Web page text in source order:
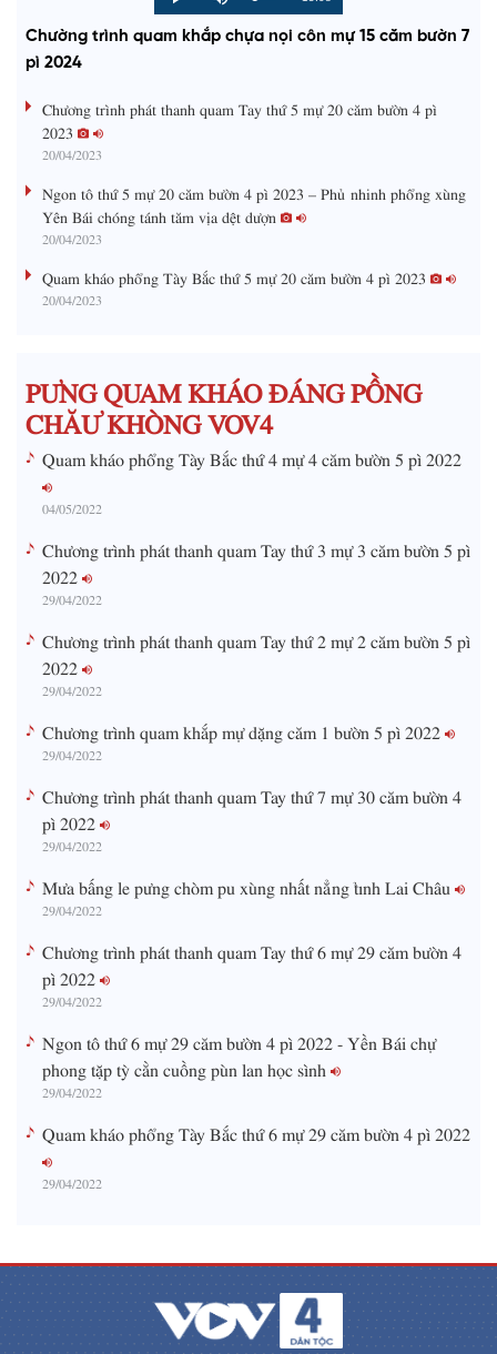
l
u
e
d
e
r
g
%
e
i
e
Chường trình quam khắp chựa nọi côn mự 15 căm bườn 7
pì 2024
Chương trình phát thanh quam Tay thứ 5 mự 20 căm bườn 4 pì
2023
20/04/2023
Ngon tô thứ 5 mự 20 căm bườn 4 pì 2023 – Phủ nhinh phổng xùng
Yên Bái chóng tánh tăm vịa dệt dượn
20/04/2023
Quam kháo phổng Tày Bắc thứ 5 mự 20 căm bườn 4 pì 2023
20/04/2023
PƯNG QUAM KHÁO ĐÁNG PỒNG
CHĂƯ KHÒNG VOV4
Quam kháo phổng Tày Bắc thứ 4 mự 4 căm bườn 5 pì 2022
04/05/2022
Chương trình phát thanh quam Tay thứ 3 mự 3 căm bườn 5 pì
2022
29/04/2022
Chương trình phát thanh quam Tay thứ 2 mự 2 căm bườn 5 pì
2022
29/04/2022
Chương trình quam khắp mự dặng căm 1 bườn 5 pì 2022
29/04/2022
Chương trình phát thanh quam Tay thứ 7 mự 30 căm bườn 4
pì 2022
29/04/2022
Mưa bấng le pưng chòm pu xùng nhất nẳng tỉnh Lai Châu
29/04/2022
Chương trình phát thanh quam Tay thứ 6 mự 29 căm bườn 4
pì 2022
29/04/2022
Ngon tô thứ 6 mự 29 căm bườn 4 pì 2022 - Yền Bái chự
phong tặp tỳ cằn cuồng pùn lan học sình
29/04/2022
Quam kháo phổng Tày Bắc thứ 6 mự 29 căm bườn 4 pì 2022
29/04/2022